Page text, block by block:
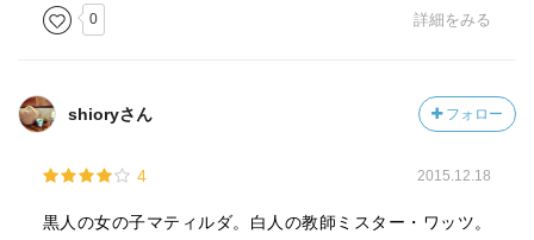
ピップは孤児だ。孤児は、言ってみれば他国へ移住した人
と同じなんだ。ピップはある社会のレベルから、もうひと
変えたみたいに名前も変えて、それがピップの移住の手助
けになるというわけだ
ピップも名前を変え、グレイス（ミセス・ワッツ）も名前
を変えたという。移住…少し前なら亡命と言っていたか…
0 詳細をみる
shioryさん フォロー
4 2015.12.18
黒人の女の子マティルダ。白人の教師ミスター・ワッツ。